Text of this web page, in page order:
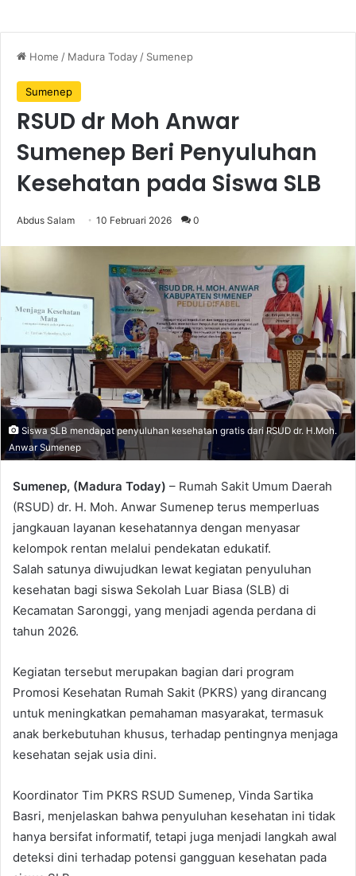
Home / Madura Today / Sumenep
Sumenep
RSUD dr Moh Anwar
Sumenep Beri Penyuluhan
Kesehatan pada Siswa SLB
Abdus Salam 10 Februari 2026 0
Siswa SLB mendapat penyuluhan kesehatan gratis dari RSUD dr. H.Moh.
Anwar Sumenep
Sumenep, (Madura Today) – Rumah Sakit Umum Daerah
(RSUD) dr. H. Moh. Anwar Sumenep terus memperluas
jangkauan layanan kesehatannya dengan menyasar
kelompok rentan melalui pendekatan edukatif.
Salah satunya diwujudkan lewat kegiatan penyuluhan
kesehatan bagi siswa Sekolah Luar Biasa (SLB) di
Kecamatan Saronggi, yang menjadi agenda perdana di
tahun 2026.
Kegiatan tersebut merupakan bagian dari program
Promosi Kesehatan Rumah Sakit (PKRS) yang dirancang
untuk meningkatkan pemahaman masyarakat, termasuk
anak berkebutuhan khusus, terhadap pentingnya menjaga
kesehatan sejak usia dini.
Koordinator Tim PKRS RSUD Sumenep, Vinda Sartika
Basri, menjelaskan bahwa penyuluhan kesehatan ini tidak
hanya bersifat informatif, tetapi juga menjadi langkah awal
deteksi dini terhadap potensi gangguan kesehatan pada